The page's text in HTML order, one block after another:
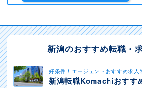
新潟のおすすめ転職・
好条件！エージェントおすすめ求人
新潟転職Komachiおすす